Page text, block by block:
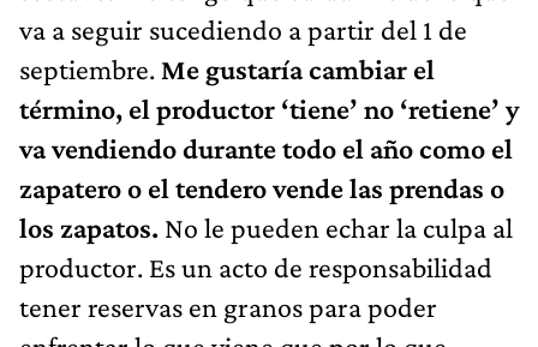
va a seguir sucediendo a partir del 1 de
septiembre.Me gustaría cambiar el
término, el productor ‘tiene’ no ‘retiene’ y
va vendiendo durante todo el año como el
zapatero o el tendero vende las prendas o
los zapatos. No le pueden echar la culpa al
productor. Es un acto de responsabilidad
tener reservas en granos para poder